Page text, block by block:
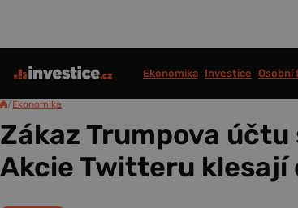
Ekonomika Investice Osobní
/Ekonomika
Zákaz Trumpova
Akcie Twitteru klesají